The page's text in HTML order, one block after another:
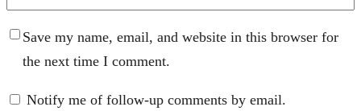
Save my name, email, and website in this browser for
the next time I comment.
Notify me of follow-up comments by email.